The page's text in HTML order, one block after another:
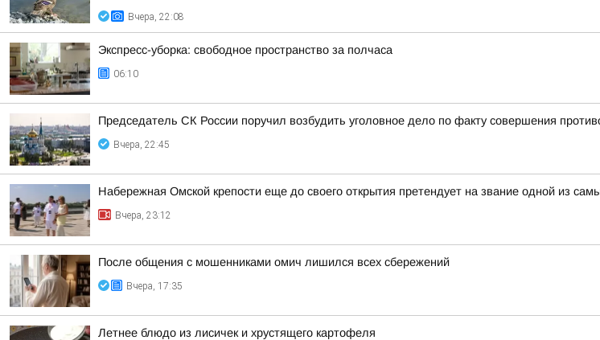
Вчера, 22:08
Экспресс-уборка: свободное пространство за полчаса
06:10
Председатель СК России поручил возбудить уголовное дело по факту совершения
Вчера, 22:45
Набережная Омской крепости еще до своего открытия претендует на звание одной из
Вчера, 23:12
После общения с мошенниками омич лишился всех сбережений
Вчера, 17:35
Летнее блюдо из лисичек и хрустящего картофеля